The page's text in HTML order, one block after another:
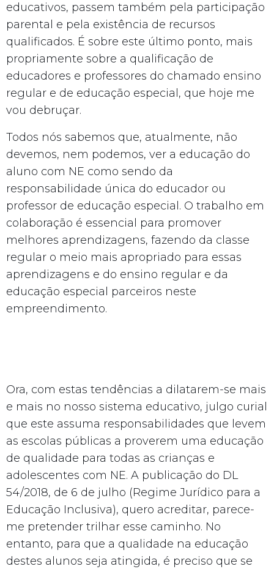
educativos, passem também pela participação
parental e pela existência de recursos
qualificados. É sobre este último ponto, mais
propriamente sobre a qualificação de
educadores e professores do chamado ensino
regular e de educação especial, que hoje me
vou debruçar.
Todos nós sabemos que, atualmente, não
devemos, nem podemos, ver a educação do
aluno com NE como sendo da
responsabilidade única do educador ou
professor de educação especial. O trabalho em
colaboração é essencial para promover
melhores aprendizagens, fazendo da classe
regular o meio mais apropriado para essas
aprendizagens e do ensino regular e da
educação especial parceiros neste
empreendimento.
Ora, com estas tendências a dilatarem-se mais
e mais no nosso sistema educativo, julgo curial
que este assuma responsabilidades que levem
as escolas públicas a proverem uma educação
de qualidade para todas as crianças e
adolescentes com NE. A publicação do DL
54/2018, de 6 de julho (Regime Jurídico para a
Educação Inclusiva), quero acreditar, parece-
me pretender trilhar esse caminho. No
entanto, para que a qualidade na educação
destes alunos seja atingida, é preciso que se